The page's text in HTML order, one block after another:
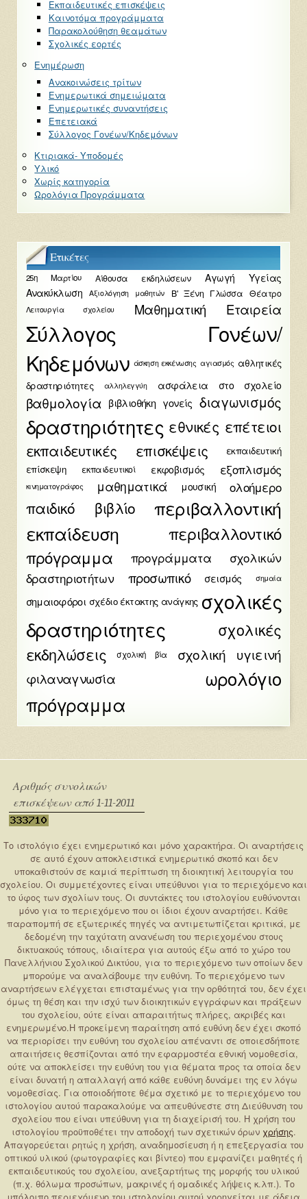
Εκπαιδευτικές επισκέψεις
Καινοτόμα προγράμματα
Παρακολούθηση θεαμάτων
Σχολικές εορτές
Ενημέρωση
Ανακοινώσεις τρίτων
Ενημερωτικά σημειώματα
Ενημερωτικές συναντήσεις
Επετειακά
Σύλλογος Γονέων/Κηδεμόνων
Κτιριακά- Υποδομές
Υλικό
Χωρίς κατηγορία
Ωρολόγια Προγράμματα
Ετικέτες
25η Μαρτίου Αίθουσα εκδηλώσεων
Αγωγή Υγείας
Ανακύκλωση
Αξιολόγηση μαθητών Β' Ξένη Γλώσσα Θέατρο
Λειτουργία σχολείου Μαθηματική Εταιρεία
Σύλλογος Γονέων/
Κηδεμόνων άσκηση εκκένωσης αγιασμός αθλητικές
δραστηριότητες
αλληλεγγύη ασφάλεια στο σχολείο
βαθμολογία βιβλιοθήκη γονείς διαγωνισμός
δραστηριότητες εθνικές επέτειοι
εκπαιδευτικές επισκέψεις
εκπαιδευτική
επίσκεψη
εκπαιδευτικοί εκφοβισμός εξοπλισμός
κινηματογράφος μαθηματικά μουσική ολοήμερο
παιδικό βιβλίο
περιβαλλοντική
εκπαίδευση
περιβαλλοντικό
πρόγραμμα
προγράμματα σχολικών
δραστηριοτήτων
προσωπικό σεισμός σημαία
σημαιοφόροι σχέδιο έκτακτης ανάγκης σχολικές
δραστηριότητες
σχολικές
εκδηλώσεις
σχολική βία σχολική υγιεινή
φιλαναγνωσία
ωρολόγιο
πρόγραμμα
Αριθμός συνολικών
επισκέψεων από 1-11-2011
Το ιστολόγιο έχει ενημερωτικό και μόνο χαρακτήρα. Οι αναρτήσεις
σε αυτό έχουν αποκλειστικά ενημερωτικό σκοπό και δεν
υποκαθιστούν σε καμιά περίπτωση τη διοικητική λειτουργία του
σχολείου. Οι συμμετέχοντες είναι υπεύθυνοι για το περιεχόμενο και
το ύφος των σχολίων τους. Οι συντάκτες του ιστολογίου ευθύνονται
μόνο για το περιεχόμενο που οι ίδιοι έχουν αναρτήσει. Κάθε
παραπομπή σε εξωτερικές πηγές να αντιμετωπίζεται κριτικά, με
δεδομένη την ταχύτατη ανανέωση του περιεχομένου στους
δικτυακούς τόπους, ιδιαίτερα για αυτούς έξω από το χώρο του
Πανελλήνιου Σχολικού Δικτύου, για το περιεχόμενο των οποίων δεν
μπορούμε να αναλάβουμε την ευθύνη. Το περιεχόμενο των
αναρτήσεων ελέγχεται επισταμένως για την ορθότητά του, δεν έχει
όμως τη θέση και την ισχύ των διοικητικών εγγράφων και πράξεων
του σχολείου, ούτε είναι απαραιτήτως πλήρες, ακριβές και
ενημερωμένο.Η προκείμενη παραίτηση από ευθύνη δεν έχει σκοπό
να περιορίσει την ευθύνη του σχολείου απέναντι σε οποιεσδήποτε
απαιτήσεις θεσπίζονται από την εφαρμοστέα εθνική νομοθεσία,
ούτε να αποκλείσει την ευθύνη του για θέματα προς τα οποία δεν
είναι δυνατή η απαλλαγή από κάθε ευθύνη δυνάμει της εν λόγω
νομοθεσίας. Για οποιοδήποτε θέμα σχετικό με το περιεχόμενο του
ιστολογίου αυτού παρακαλούμε να απευθύνεστε στη Διεύθυνση του
σχολείου που είναι υπεύθυνη για τη διαχείρισή του. Η χρήση του
ιστολογίου προϋποθέτει την αποδοχή των σχετικών όρων χρήσης.
Απαγορεύεται ρητώς η χρήση, αναδημοσίευση ή η επεξεργασία του
οπτικού υλικού (φωτογραφίες και βίντεο) που εμφανίζει μαθητές ή
εκπαιδευτικούς του σχολείου, ανεξαρτήτως της μορφής του υλικού
(π.χ. θόλωμα προσώπων, μακρινές ή ομαδικές λήψεις κ.λπ.). Το
υπόλοιπο περιεχόμενο του ιστολογίου αυτού χορηγείται με άδεια